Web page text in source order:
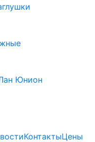
Юнион
КонтактыЦены